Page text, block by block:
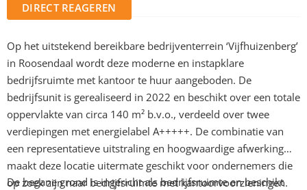
DIRECT REAGEREN
Op het uitstekend bereikbare bedrijventerrein ‘Vijfhuizenberg’
in Roosendaal wordt deze moderne en instapklare
bedrijfsruimte met kantoor te huur aangeboden. De
bedrijfsunit is gerealiseerd in 2022 en beschikt over een totale
oppervlakte van circa 140 m² b.v.o., verdeeld over twee
verdiepingen met energielabel A+++++. De combinatie van
een representatieve uitstraling en hoogwaardige afwerking
maakt deze locatie uitermate geschikt voor ondernemers die
op zoek zijn naar bedrijfsruimte met kantoorvoorzieningen.
De begane grond is ingericht als bedrijfsruimte en beschikt